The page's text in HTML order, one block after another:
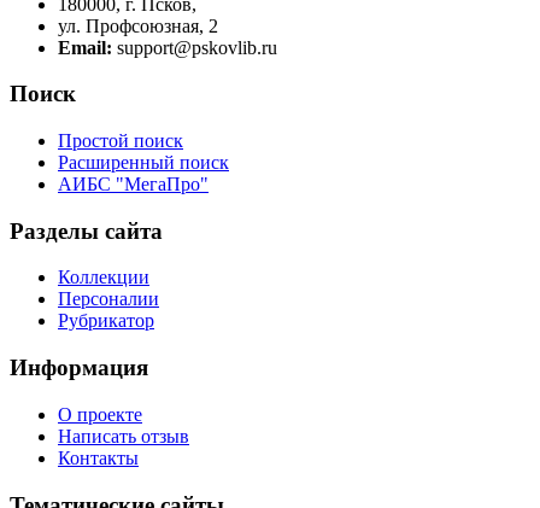
ул. Профсоюзная, 2
Email: support@pskovlib.ru
Поиск
Простой поиск
Расширенный поиск
АИБС "МегаПро"
Разделы сайта
Коллекции
Персоналии
Рубрикатор
Информация
О проекте
Написать отзыв
Контакты